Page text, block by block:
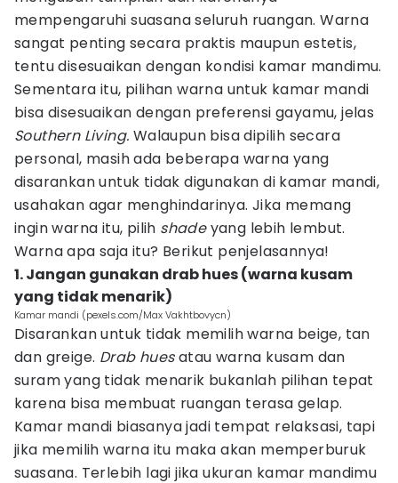
mempengaruhi suasana seluruh ruangan. Warna
sangat penting secara praktis maupun estetis,
tentu disesuaikan dengan kondisi kamar mandimu.
Sementara itu, pilihan warna untuk kamar mandi
bisa disesuaikan dengan preferensi gayamu, jelas
Southern Living. Walaupun bisa dipilih secara
personal, masih ada beberapa warna yang
disarankan untuk tidak digunakan di kamar mandi,
usahakan agar menghindarinya. Jika memang
ingin warna itu, pilih shadeyang lebih lembut.
Warna apa saja itu? Berikut penjelasannya!
1. Jangan gunakan drab hues (warna kusam
yang tidak menarik)
Kamar mandi (pexels.com/Max Vakhtbovycn)
Disarankan untuk tidak memilih warna beige, tan
dan greige. Drab huesatau warna kusam dan
suram yang tidak menarik bukanlah pilihan tepat
karena bisa membuat ruangan terasa gelap.
Kamar mandi biasanya jadi tempat relaksasi, tapi
jika memilih warna itu maka akan memperburuk
suasana. Terlebih lagi jika ukuran kamar mandimu